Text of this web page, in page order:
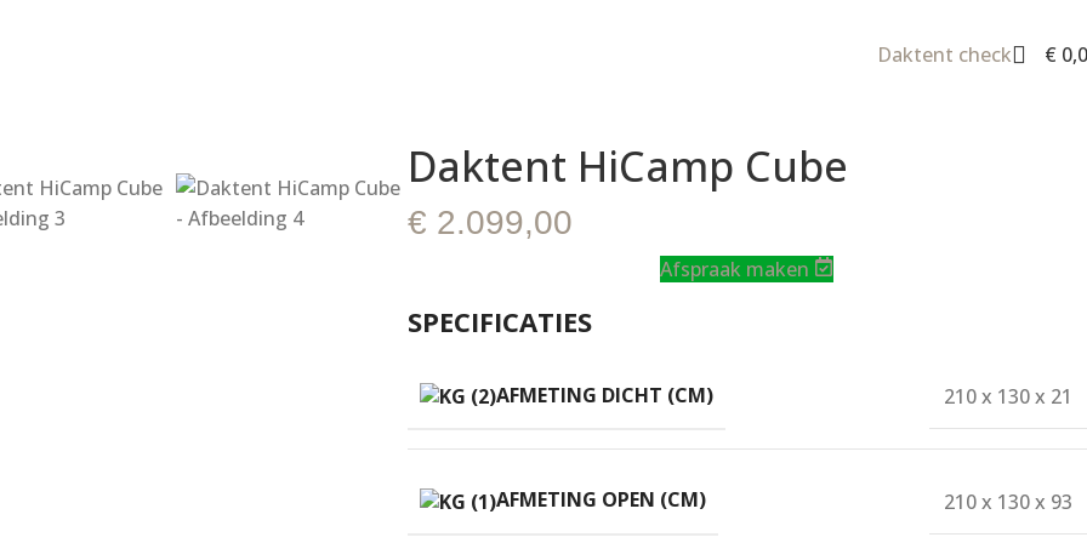
Daktent check €
Daktent HiCamp Cube
€ 2.099,00
Afspraak maken
SPECIFICATIES
AFMETING DICHT (CM) 210 x 130 x 21
AFMETING OPEN (CM) 210 x 130 x 93